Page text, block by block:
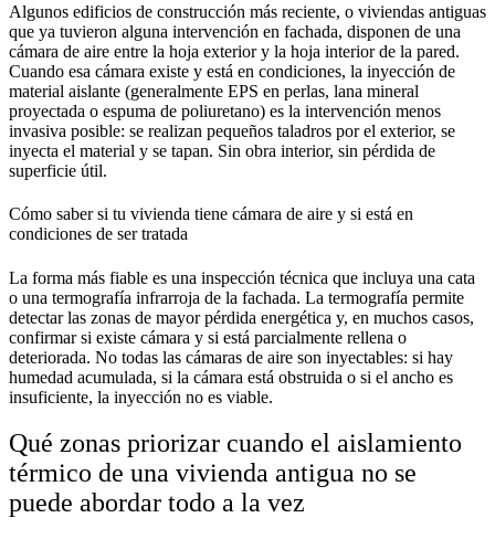
Algunos edificios de construcción más reciente, o viviendas antiguas
que ya tuvieron alguna intervención en fachada, disponen de una
cámara de aire entre la hoja exterior y la hoja interior de la pared.
Cuando esa cámara existe y está en condiciones, la inyección de
material aislante (generalmente EPS en perlas, lana mineral
proyectada o espuma de poliuretano) es la intervención menos
invasiva posible: se realizan pequeños taladros por el exterior, se
inyecta el material y se tapan. Sin obra interior, sin pérdida de
superficie útil.
Cómo saber si tu vivienda tiene cámara de aire y si está en
condiciones de ser tratada
La forma más fiable es una inspección técnica que incluya una cata
o una termografía infrarroja de la fachada. La termografía permite
detectar las zonas de mayor pérdida energética y, en muchos casos,
confirmar si existe cámara y si está parcialmente rellena o
deteriorada. No todas las cámaras de aire son inyectables: si hay
humedad acumulada, si la cámara está obstruida o si el ancho es
insuficiente, la inyección no es viable.
Qué zonas priorizar cuando el aislamiento
térmico de una vivienda antigua no se
puede abordar todo a la vez